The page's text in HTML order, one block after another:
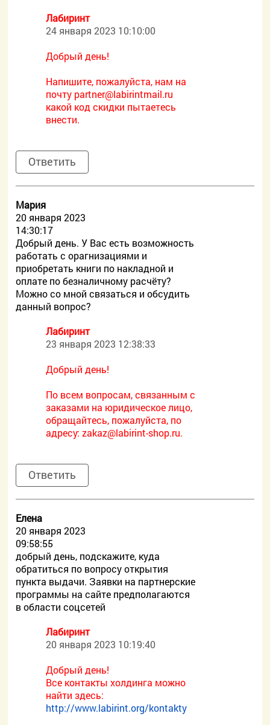
Лабиринт
24 января 2023 10:10:00
Добрый день!
Напишите, пожалуйста, нам на
почту partner@labirintmail.ru
какой код скидки пытаетесь
внести.
Ответить
Мария
20 января 2023
14:30:17
Добрый день. У Вас есть возможность
работать с орагнизациями и
приобретать книги по накладной и
оплате по безналичному расчёту?
Можно со мной связаться и обсудить
данный вопрос?
Лабиринт
23 января 2023 12:38:33
Добрый день!
По всем вопросам, связанным с
заказами на юридическое лицо,
обращайтесь, пожалуйста, по
адресу:zakaz@labirint-shop.ru.
Ответить
Елена
20 января 2023
09:58:55
добрый день, подскажите, куда
обратиться по вопросу открытия
пункта выдачи. Заявки на партнерские
программы на сайте предполагаются
в области соцсетей
Лабиринт
20 января 2023 10:19:40
Добрый день!
Все контакты холдинга можно
найти здесь:
http://www.labirint.org/kontakty